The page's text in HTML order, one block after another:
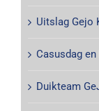
Uitslag Gejo
Casusdag en
Duikteam